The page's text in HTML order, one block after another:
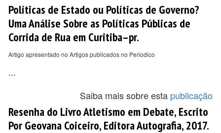
Políticas de Estado ou Políticas de Governo?
Uma Análise Sobre as Políticas Públicas de
Corrida de Rua em Curitiba–pr.
Artigo apresentado no Artigos publicados no Periodico
...
Saiba mais sobre esta publicação
Resenha do Livro Atletismo em Debate, Escrito
Por Geovana Coiceiro, Editora Autografia, 2017.